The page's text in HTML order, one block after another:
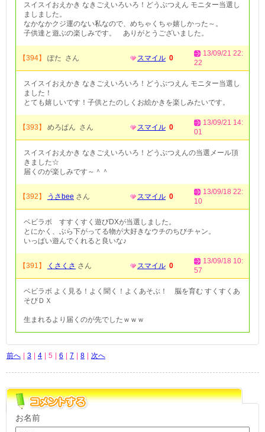
スイスイおえかき なきごえいろいろ！どうぶつえん モニター当選し
ましました。
なかなかクジ運のない私なので、めちゃくちゃ嬉しかった～。
子供達と遊ぶの楽しみです。 ありがとうございました。
【394】 ぽた さん スマイル 0
13/09/21 22:
22
スイスイおえかき なきごえいろいろ！どうぶつえん モニター当選し
ました！
とても嬉しいです！子供とたのしくお絵かきを楽しみたいです。
【393】 めろぱん さん スマイル 0
13/09/21 14:
01
スイスイおえかき なきごえいろいろ！どうぶつえんの当選メール頂
きました☆
届くのが楽しみです～＾＾
【392】 うさbee さん スマイル 0
13/09/18 22:
10
ベビラボ すすくすく遊びDXが当選しました。
とにかく、ぶら下がってる物が大好きなウチのちびチャン。
いっぱい遊んでくれると良いな♪
【391】 くさくさ さん スマイル 0
13/09/18 10:
57
ベビラボ よく見る！よく聞く！よくあそぶ！ 脳を育む すくすくあ
そびＤＸ
生まれるより届くのが先でしたｗｗｗ
前へ 3 4 5 6 7 8 次へ
お名前